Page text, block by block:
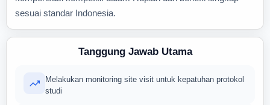
sesuai standar Indonesia.
Tanggung Jawab Utama
Melakukan monitoring site visit untuk kepatuhan protokol
studi